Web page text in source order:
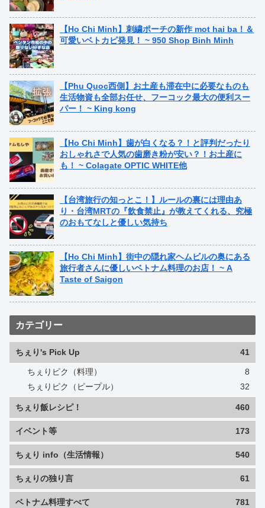
【Ho Chi Minh】刺繍ポーチの新作 mot hai ba！＆
可愛いベトカピ発見！ ~ 950 Shop Binh Minh
【Phu Quoc西側】お土産も滞在中に必要なものも
生活物資も全部お任せ、フーコック最大の便利スー
パー！ ~ King kong
【Ho Chi Minh】歯が白くなる？！と評判だったり
おしゃれさで人気の歯磨き粉が安い？！お土産に
も！ ~ Colagate OPTIC WHITE他
【台湾旅行の知っとこ！】ルールの裏には理由あ
り・台湾MRTの『飲食禁止』が教えてくれる、究極
のおもてなしと優しい気持ち
【Ho Chi Minh】街中の隠れ家ヘムビルの奥にある
旅行者さんに優しいベトナム料理のお店！ ~ A
Taste of Saigon
カテゴリー
ちぇり's Pick Up 41
ちぇりピク（料理）
8
ちぇりピク（ピープル）
32
ちぇり飯レシピ！ 460
イベント等 173
ちぇり info（生活情報） 540
ちぇりの独り言 61
ベトナム料理すべて 781